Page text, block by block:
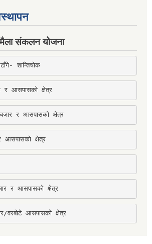
संकलन योजना
शान्तिचोक
र आसपासको क्षेत्र
र आसपासको क्षेत्र
आसपासको क्षेत्र
र आसपासको क्षेत्र
वरबोटे आसपासको क्षेत्र